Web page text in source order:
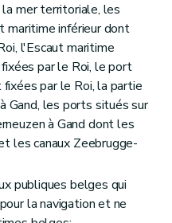
mer territoriale, les
inférieur dont
l'Escaut maritime
par le Roi, le port
par le Roi, la partie
Gand, les ports situés sur
à Gand dont les
les canaux Zeebrugge-
publiques belges qui
la navigation et ne